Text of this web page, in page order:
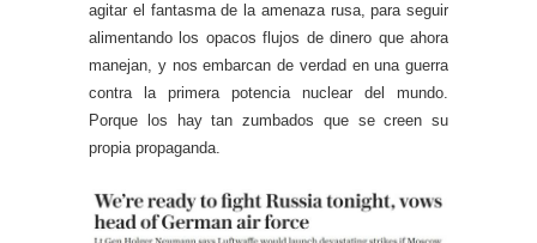
agitar el fantasma de la amenaza rusa, para seguir
alimentando los opacos flujos de dinero que ahora
manejan, y nos embarcan de verdad en una guerra
contra la primera potencia nuclear del mundo.
Porque los hay tan zumbados que se creen su
propia propaganda.